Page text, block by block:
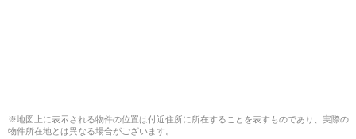
※地図上に表示される物件の位置は付近住所に所在することを表すものであり、実際の
物件所在地とは異なる場合がございます。